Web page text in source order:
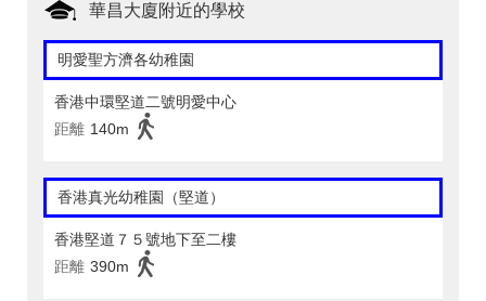
華昌大廈附近的學校
明愛聖方濟各幼稚園
香港中環堅道二號明愛中心
距離 140m
香港真光幼稚園（堅道）
香港堅道７５號地下至二樓
距離 390m